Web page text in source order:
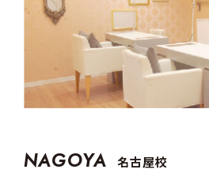
NAGOYA 名古屋校